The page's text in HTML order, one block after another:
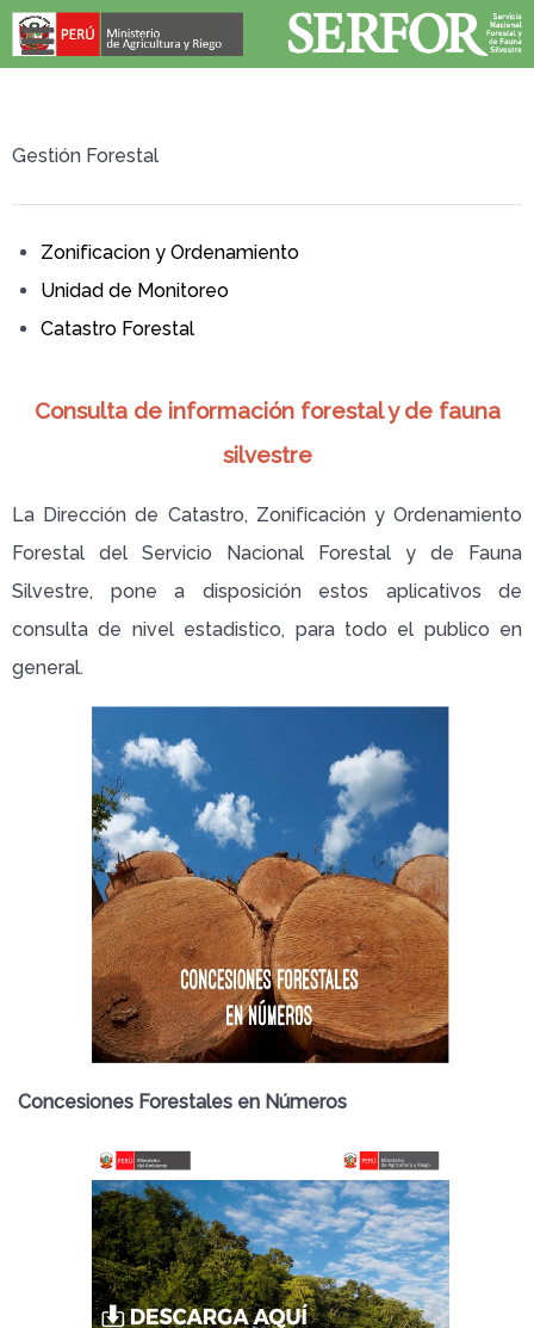
Gestión Forestal
Zonificacion y Ordenamiento
Unidad de Monitoreo
Catastro Forestal
Consulta de información forestal y de fauna
silvestre
La Dirección de Catastro, Zonificación y Ordenamiento
Forestal del Servicio Nacional Forestal y de Fauna
Silvestre, pone a disposición estos aplicativos de
consulta de nivel estadistico, para todo el publico en
general.
Concesiones Forestales en Números